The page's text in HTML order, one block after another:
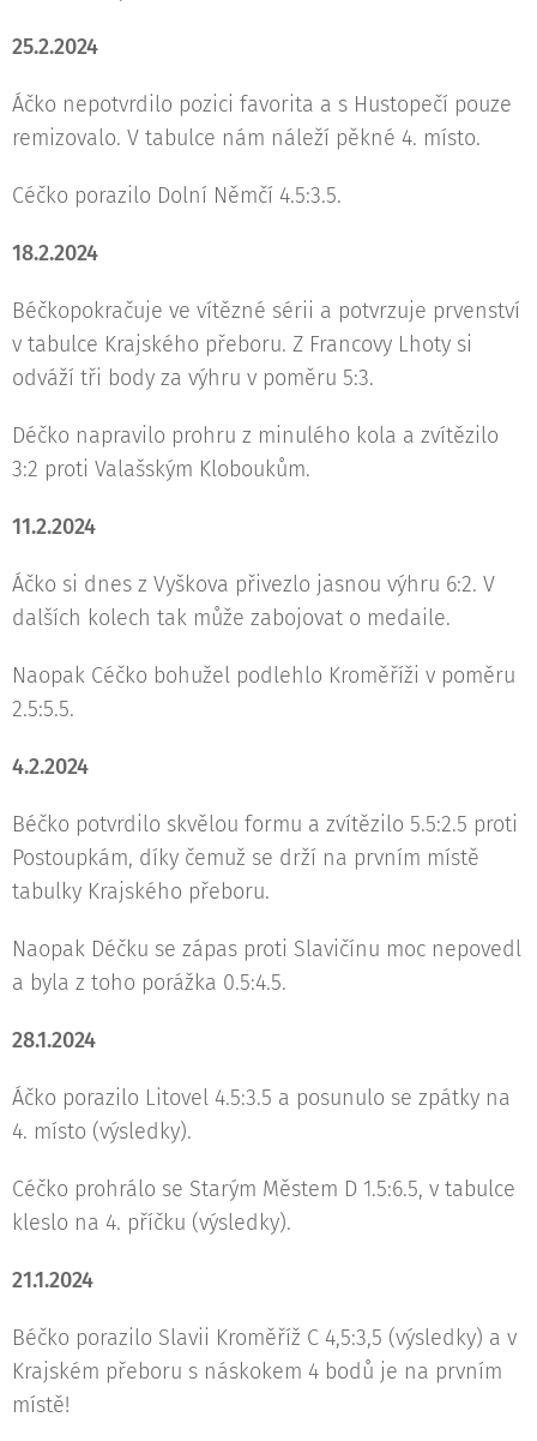
25.2.2024
Áčko nepotvrdilo pozici favorita a s Hustopečí pouze
remizovalo. V tabulce nám náleží pěkné 4. místo.
Céčko porazilo Dolní Němčí 4.5:3.5.
18.2.2024
Béčkopokračuje ve vítězné sérii a potvrzuje prvenství
v tabulce Krajského přeboru. Z Francovy Lhoty si
odváží tři body za výhru v poměru 5:3.
Déčko napravilo prohru z minulého kola a zvítězilo
3:2 proti Valašským Kloboukům.
11.2.2024
Áčko si dnes z Vyškova přivezlo jasnou výhru 6:2. V
dalších kolech tak může zabojovat o medaile.
Naopak Céčko bohužel podlehlo Kroměříži v poměru
2.5:5.5.
4.2.2024
Béčko potvrdilo skvělou formu a zvítězilo 5.5:2.5 proti
Postoupkám, díky čemuž se drží na prvním místě
tabulky Krajského přeboru.
Naopak Déčku se zápas proti Slavičínu moc nepovedl
a byla z toho porážka 0.5:4.5.
28.1.2024
Áčko porazilo Litovel 4.5:3.5 a posunulo se zpátky na
4. místo (výsledky).
Céčko prohrálo se Starým Městem D 1.5:6.5, v tabulce
kleslo na 4. příčku (výsledky).
21.1.2024
Béčko porazilo Slavii Kroměříž C 4,5:3,5 (výsledky) a v
Krajském přeboru s náskokem 4 bodů je na prvním
místě!